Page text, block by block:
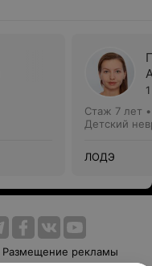
Стаж 7 лет
Детский
ЛОДЭ
Размещение рекламы